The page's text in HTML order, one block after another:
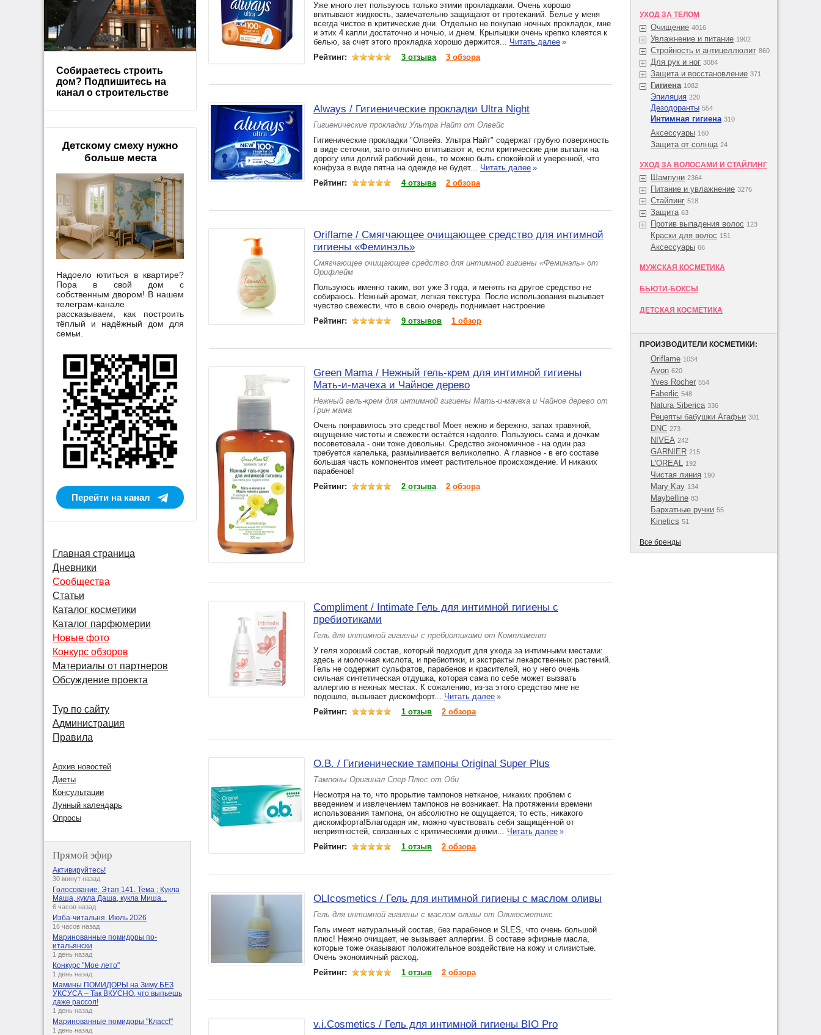
Уже много лет пользуюсь только этими прокладками. Очень хорошо
впитывают жидкость, замечательно защищают от протеканий. Белье у меня
всегда чистое в критические дни. Отдельно не покупаю ночных прокладок, мне
и этих 4 капли достаточно и ночью, и днем. Крылышки очень крепко клеятся к
белью, за счет этого прокладка хорошо держится... Читать далее »
Рейтинг:
3 отзыва 3 обзора
Always / Гигиенические прокладки Ultra Night
Гигиенические прокладки Ультра Найт от Олвейс
Гигиенические прокладки "Олвейз. Ультра Найт" содержат грубую поверхность
в виде сеточки, зато отлично впитывают и, если критические дни выпали на
дорогу или долгий рабочий день, то можно быть спокойной и уверенной, что
конфуза в виде пятна на одежде не будет... Читать далее »
Рейтинг:
4 отзыва 2 обзора
Oriflame / Смягчающее очищающее средство для интимной
гигиены «Феминэль»
Смягчающее очищающее средство для интимной гигиены «Феминэль» от
Орифлейм
Пользуюсь именно таким, вот уже 3 года, и менять на другое средство не
собираюсь. Нежный аромат, легкая текстура. После использования вызывает
чувство свежести, что в свою очередь поднимает настроение
Рейтинг:
9 отзывов 1 обзор
Green Mama / Нежный гель-крем для интимной гигиены
Мать-и-мачеха и Чайное дерево
Нежный гель-крем для интимной гигиены Мать-и-мачеха и Чайное дерево от
Грин мама
Очень понравилось это средство! Моет нежно и бережно, запах травяной,
ощущение чистоты и свежести остаётся надолго. Пользуюсь сама и дочкам
посоветовала - они тоже довольны. Средство экономичное - на один раз
требуется капелька, размыливается великолепно. А главное - в его составе
большая часть компонентов имеет растительное происхождение. И никаких
парабенов!
Рейтинг:
2 отзыва 2 обзора
Compliment / Intimate Гель для интимной гигиены с
пребиотиками
Гель для интимной гигиены с пребиотиками от Комплимент
У геля хороший состав, который подходит для ухода за интимными местами:
здесь и молочная кислота, и пребиотики, и экстракты лекарственных растений.
Гель не содержит сульфатов, парабенов и красителей, но у него очень
сильная синтетическая отдушка, которая сама по себе может вызвать
аллергию в нежных местах. К сожалению, из-за этого средство мне не
подошло, вызывает дискомфорт... Читать далее »
Рейтинг:
1 отзыв 2 обзора
O.B. / Гигиенические тампоны Original Super Plus
Тампоны Оригинал Спер Плюс от Оби
Несмотря на то, что прорытие тампонов нетканое, никаких проблем с
введением и извлечением тампонов не возникает. На протяжении времени
использования тампона, он абсолютно не ощущается, то есть, никакого
дискомфорта!Благодаря им, можно чувствовать себя защищённой от
неприятностей, связанных с критическими днями... Читать далее »
Рейтинг:
1 отзыв 2 обзора
OLIcosmetics / Гель для интимной гигиены с маслом оливы
Гель для интимной гигиены с маслом оливы от Оликосметикс
Гель имеет натуральный состав, без парабенов и SLES, что очень большой
плюс! Нежно очищает, не вызывает аллергии. В составе эфирные масла,
которые тоже оказывают положительное воздействие на кожу и слизистые.
Очень экономичный расход.
Рейтинг:
1 отзыв 2 обзора
v.i.Cosmetics / Гель для интимной гигиены BIO Pro
УХОД ЗА ТЕЛОМ
Очищение 4016
Увлажнение и питание 1902
Стройность и антицеллюлит 860
Для рук и ног 3084
Защита и восстановление 371
Гигиена 1082
Эпиляция 220
Дезодоранты 554
Интимная гигиена 310
Аксессуары 160
Защита от солнца 24
УХОД ЗА ВОЛОСАМИ И СТАЙЛИНГ
Шампуни 2364
Питание и увлажнение 3276
Стайлинг 518
Защита 63
Против выпадения волос 123
Краски для волос 151
Аксессуары 66
МУЖСКАЯ КОСМЕТИКА
БЬЮТИ-БОКСЫ
ДЕТСКАЯ КОСМЕТИКА
ПРОИЗВОДИТЕЛИ КОСМЕТИКИ:
Oriflame 1034
Avon 620
Yves Rocher 554
Faberlic 548
Natura Siberica 336
Рецепты бабушки Агафьи 301
DNC 273
NIVEA 242
GARNIER 215
L'OREAL 192
Чистая линия 190
Mary Kay 134
Maybelline 83
Бархатные ручки 55
Kinetics 51
Все бренды
Собираетесь строить
дом? Подпишитесь на
канал о строительстве
Детскому смеху нужно
больше места
Надоело ютиться в квартире?
Пора в свой дом с
собственным двором! В нашем
телеграм-канале
рассказываем, как построить
тёплый и надёжный дом для
семьи.
Перейти на канал
Главная страница
Дневники
Сообщества
Статьи
Каталог косметики
Каталог парфюмерии
Новые фото
Конкурс обзоров
Материалы от партнеров
Обсуждение проекта
Тур по сайту
Администрация
Правила
Архив новостей
Диеты
Консультации
Лунный календарь
Опросы
Прямой эфир
Активируйтесь!
30 минут назад
Голосование. Этап 141. Тема : Кукла
Маша, кукла Даша, кукла Миша...
6 часов назад
Изба-читальня. Июль 2026
16 часов назад
Маринованные помидоры по-
итальянски
1 день назад
Конкурс "Мое лето"
1 день назад
Мамины ПОМИДОРЫ на Зиму БЕЗ
УКСУСА – Так ВКУСНО, что выпьешь
даже рассол!
1 день назад
Маринованные помидоры "Класс!"
1 день назад